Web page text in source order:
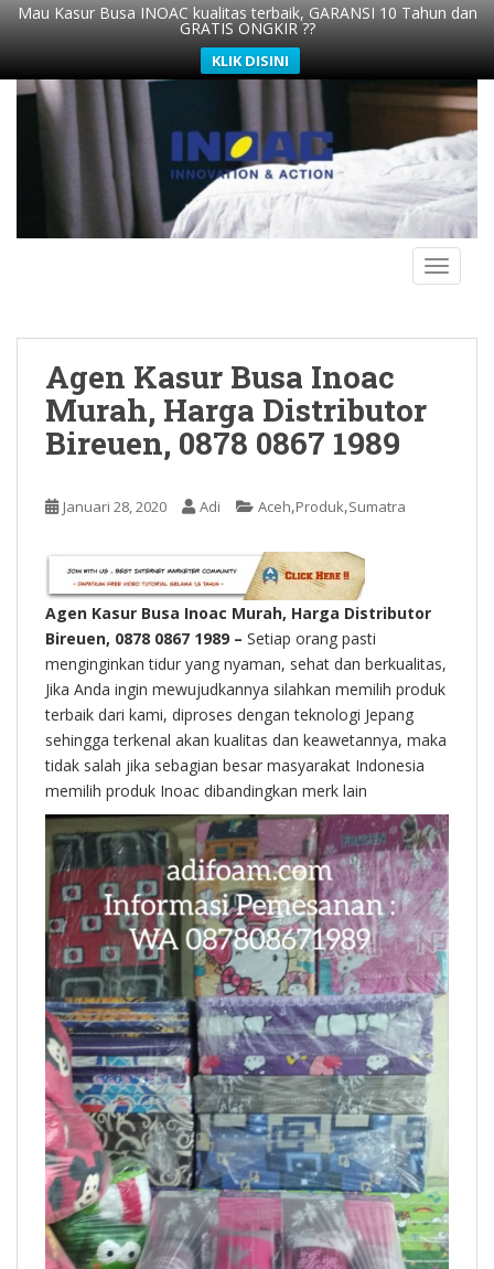
Mau Kasur Busa INOAC kualitas terbaik, GARANSI 10 Tahun dan
GRATIS ONGKIR ??
KLIK DISINI
Agen Kasur Busa Inoac
Murah, Harga Distributor
Bireuen, 0878 0867 1989
Januari 28, 2020 Adi Aceh,Produk,Sumatra
Agen Kasur Busa Inoac Murah, Harga Distributor
Bireuen, 0878 0867 1989 – Setiap orang pasti
menginginkan tidur yang nyaman, sehat dan berkualitas,
Jika Anda ingin mewujudkannya silahkan memilih produk
terbaik dari kami, diproses dengan teknologi Jepang
sehingga terkenal akan kualitas dan keawetannya, maka
tidak salah jika sebagian besar masyarakat Indonesia
memilih produk Inoac dibandingkan merk lain